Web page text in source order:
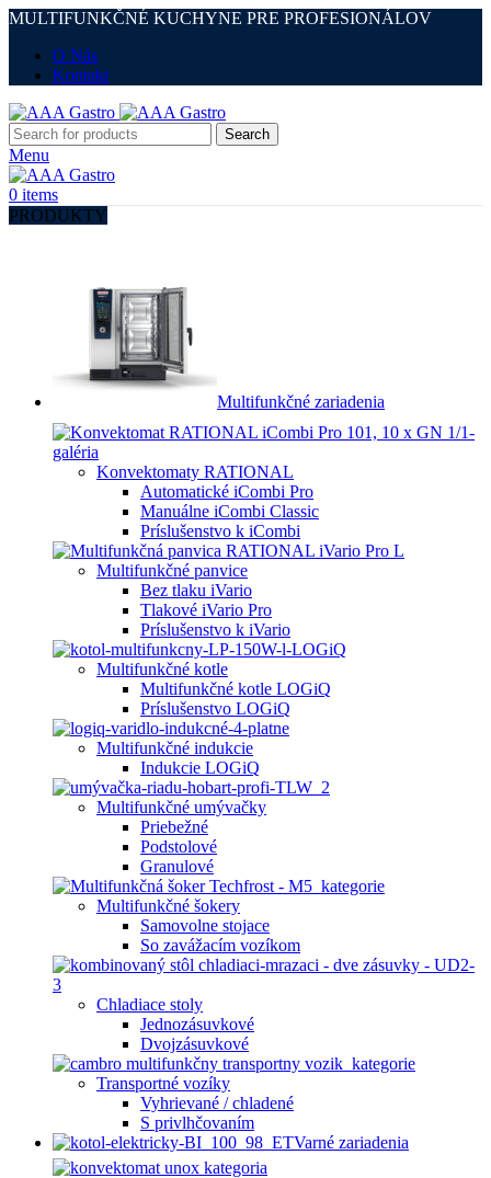
MULTIFUNKČNÉ KUCHYNE PRE PROFESIONÁLOV
O Nás
Kontakt
Search
Menu
0 items
PRODUKTY
Multifunkčné zariadenia
Konvektomaty RATIONAL
Automatické iCombi Pro
Manuálne iCombi Classic
Príslušenstvo k iCombi
Multifunkčné panvice
Bez tlaku iVario
Tlakové iVario Pro
Príslušenstvo k iVario
Multifunkčné kotle
Multifunkčné kotle LOGiQ
Príslušenstvo LOGiQ
Multifunkčné indukcie
Indukcie LOGiQ
Multifunkčné umývačky
Priebežné
Podstolové
Granulové
Multifunkčné šokery
Samovolne stojace
So zavážacím vozíkom
Chladiace stoly
Jednozásuvkové
Dvojzásuvkové
Transportné vozíky
Vyhrievané / chladené
S privlhčovaním
Varné zariadenia